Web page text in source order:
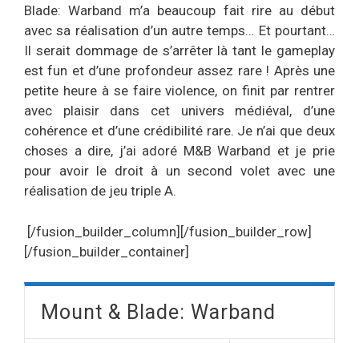
Blade: Warband m’a beaucoup fait rire au début
avec sa réalisation d’un autre temps… Et pourtant…
Il serait dommage de s’arrêter là tant le gameplay
est fun et d’une profondeur assez rare ! Après une
petite heure à se faire violence, on finit par rentrer
avec plaisir dans cet univers médiéval, d’une
cohérence et d’une crédibilité rare. Je n’ai que deux
choses a dire, j’ai adoré M&B Warband et je prie
pour avoir le droit à un second volet avec une
réalisation de jeu triple A.
[/fusion_builder_column][/fusion_builder_row]
[/fusion_builder_container]
Mount & Blade: Warband